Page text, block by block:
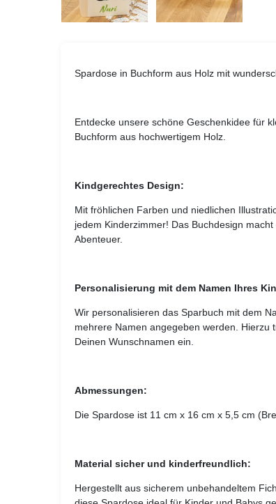
Spardose in Buchform aus Holz mit
Entdecke unsere schöne Geschenkidee für
Buchform aus hochwertigem Holz.
Kindgerechtes Design:
Mit fröhlichen Farben und niedlichen
jedem Kinderzimmer! Das Buchdesign
Abenteuer.
Personalisierung mit dem Namen Ihres
Wir personalisieren das Sparbuch mit dem
mehrere Namen angegeben werden. Hierzu
Deinen Wunschnamen ein.
Abmessungen:
Die Spardose ist 11 cm x 16 cm x 5,5 cm
Material sicher und kinderfreundlich:
Hergestellt aus sicherem unbehandeltem